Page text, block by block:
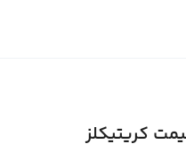
از ارزهای دیجیتال جدید است که
کریتیکلز